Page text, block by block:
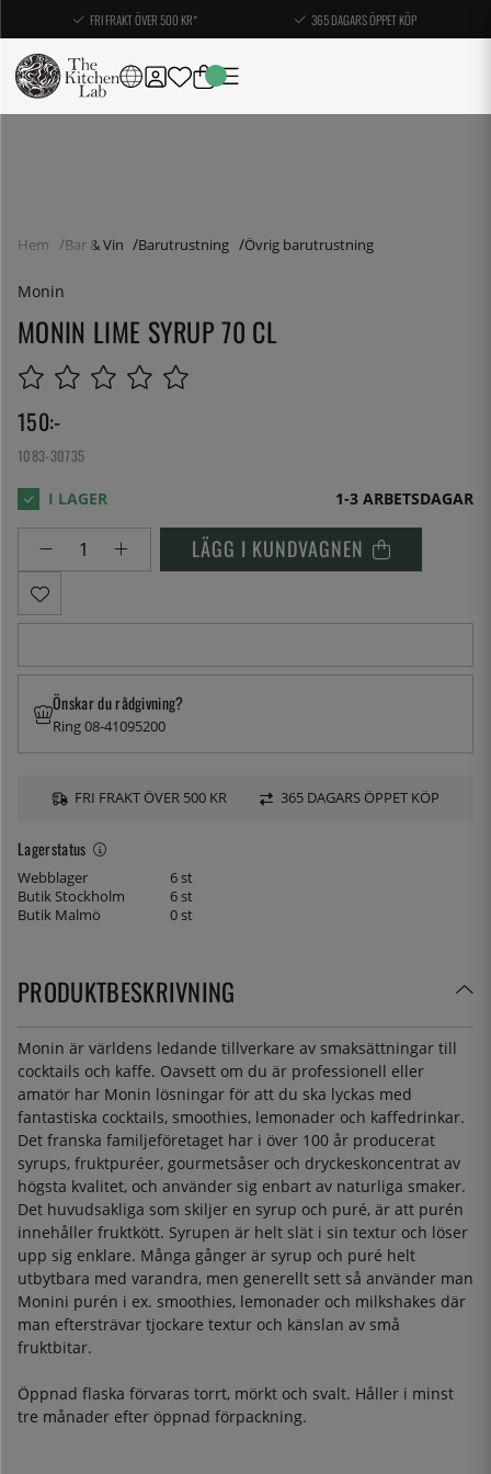
FRI FRAKT ÖVER 500 KR* 365 DAGARS ÖPPET KÖP
Hem Bar & Vin Barutrustning Övrig barutrustning
Monin
MONIN LIME SYRUP 70 CL
150:-
1083-30735
1-3 ARBETSDAGAR
LÄGG I KUNDVAGNEN
Lagerstatus
Webblager
6 st
Butik Stockholm
6 st
Butik Malmö
0 st
Önskar du rådgivning?
Ring 08-41095200
FRI FRAKT ÖVER 500 KR 365 DAGARS ÖPPET KÖP
PRODUKTBESKRIVNING
Monin är världens ledande tillverkare av smaksättningar till
cocktails och kaffe. Oavsett om du är professionell eller
amatör har Monin lösningar för att du ska lyckas med
fantastiska cocktails, smoothies, lemonader och kaffedrinkar.
Det franska familjeföretaget har i över 100 år producerat
syrups, fruktpuréer, gourmetsåser och dryckeskoncentrat av
högsta kvalitet, och använder sig enbart av naturliga smaker.
Det huvudsakliga som skiljer en syrup och puré, är att purén
innehåller fruktkött. Syrupen är helt slät i sin textur och löser
upp sig enklare. Många gånger är syrup och puré helt
utbytbara med varandra, men generellt sett så använder man
Monini purén i ex. smoothies, lemonader och milkshakes där
man eftersträvar tjockare textur och känslan av små
fruktbitar.
Öppnad flaska förvaras torrt, mörkt och svalt. Håller i minst
tre månader efter öppnad förpackning.